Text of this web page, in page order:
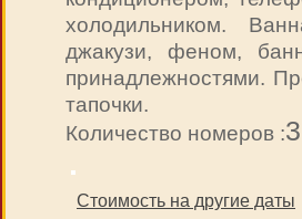
холодильником.
джакузи, феном,
принадлежностями.
тапочки.
Количество номеров :3
Стоимость на другие даты